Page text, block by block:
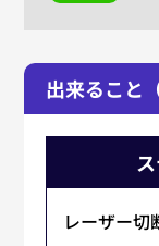
出来ること
レーザー切